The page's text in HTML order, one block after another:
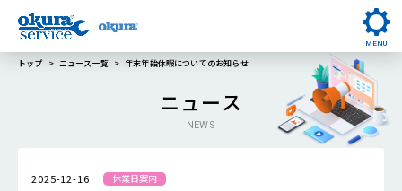
MENU
トップ ニュース一覧 年末年始休暇についてのお知らせ
ニュース
NEWS
2025-12-16 休業日案内